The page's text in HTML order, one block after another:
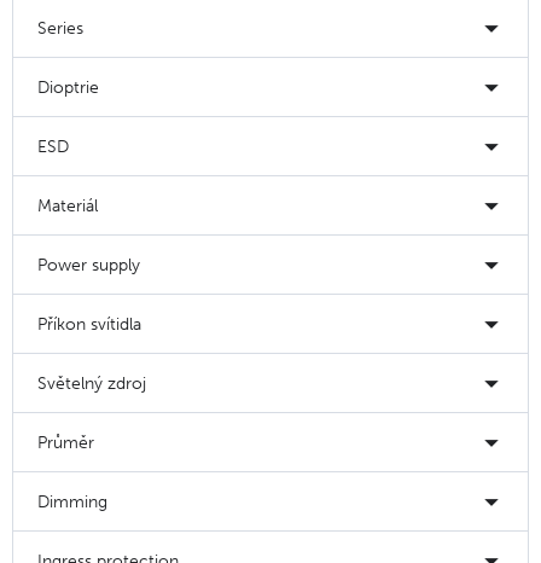
Series
Dioptrie
ESD
Materiál
Power supply
Příkon svítidla
Světelný zdroj
Průměr
Dimming